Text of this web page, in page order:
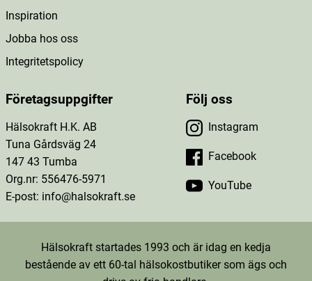
Inspiration
Jobba hos oss
Integritetspolicy
Företagsuppgifter
Hälsokraft H.K. AB
Tuna Gårdsväg 24
147 43 Tumba
Org.nr: 556476-5971
E-post: info@halsokraft.se
Följ oss
Instagram
Facebook
YouTube
Hälsokraft startades 1993 och är idag en kedja
bestående av ett 60-tal hälsokostbutiker som ägs och